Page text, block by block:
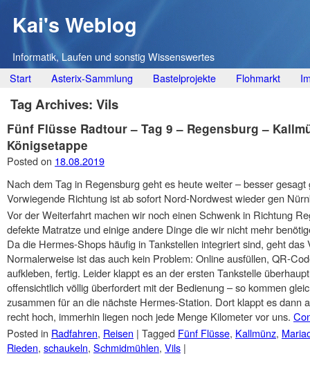
Kai's Weblog
Informatik, Laufen und sonstig Wissenswertes
Main menu
Skip
to
content
Start Asterix-Sammlung Bastelprojekte Flohmarkt
Tag Archives: Vils
Fünf Flüsse Radtour – Tag 9 – Regensburg –
Königsetappe
Posted on 18.08.2019
Nach dem Tag in Regensburg geht es heute weiter – besser
Vorwiegende Richtung ist ab sofort Nord-Nordwest wieder gen
Vor der Weiterfahrt machen wir noch einen Schwenk in Richtung
defekte Matratze und einige andere Dinge die wir nicht mehr
Da die Hermes-Shops häufig in Tankstellen integriert sind, geht das
Normalerweise ist das auch kein Problem: Online ausfüllen, QR-
aufkleben, fertig. Leider klappt es an der ersten Tankstelle
offensichtlich völlig überfordert mit der Bedienung – so kommen
zusammen für an die nächste Hermes-Station. Dort klappt es dann
recht hoch, immerhin liegen noch jede Menge Kilometer vor uns.
Posted in Radfahren, Reisen | Tagged Fünf Flüsse, Kallmünz,
Rieden, schaukeln, Schmidmühlen, Vils |